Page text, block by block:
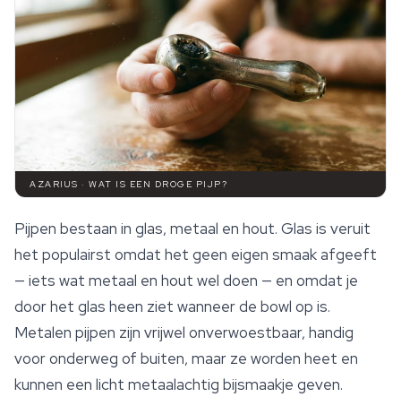
AZARIUS · WAT IS EEN DROGE PIJP?
Pijpen bestaan in glas, metaal en hout. Glas is veruit
het populairst omdat het geen eigen smaak afgeeft
— iets wat metaal en hout wel doen — en omdat je
door het glas heen ziet wanneer de bowl op is.
Metalen pijpen zijn vrijwel onverwoestbaar, handig
voor onderweg of buiten, maar ze worden heet en
kunnen een licht metaalachtig bijsmaakje geven.